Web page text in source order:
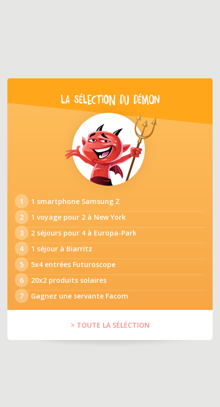
LA SÉLECTION DU DÉMON
1
1 smartphone Samsung Z
2
1 voyage pour 2 à New York
3
2 séjours pour 4 à Europa-Park
4
1 séjour à Biarritz
5
5x4 entrées Futuroscope
6
20x2 produits solaires
7
Gagnez une servante Facom
> TOUTE LA SÉLÉCTION